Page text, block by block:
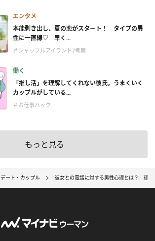
エンタメ
本能剥き出し、夏の恋がスタート！ タイプの異
性に一直線♡ 早く...
＃シャッフルアイランド7考察
働く
「推し活」を理解してくれない彼氏。うまくいく
カップルがしている...
＃お仕事ハック
もっと見る
デート・カップル 彼女との電話に対する男性心理とは？ 理想